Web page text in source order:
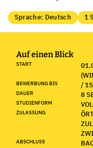
Sprache: Deutsch 1
Auf einen Blick
START
BEWERBUNG BIS /
DAUER 8
STUDIENFORM
ZULASSUNG
ABSCHLUSS